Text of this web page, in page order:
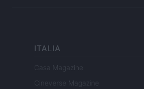
ITALIA
Casa Magazine
Cineverse Magazine